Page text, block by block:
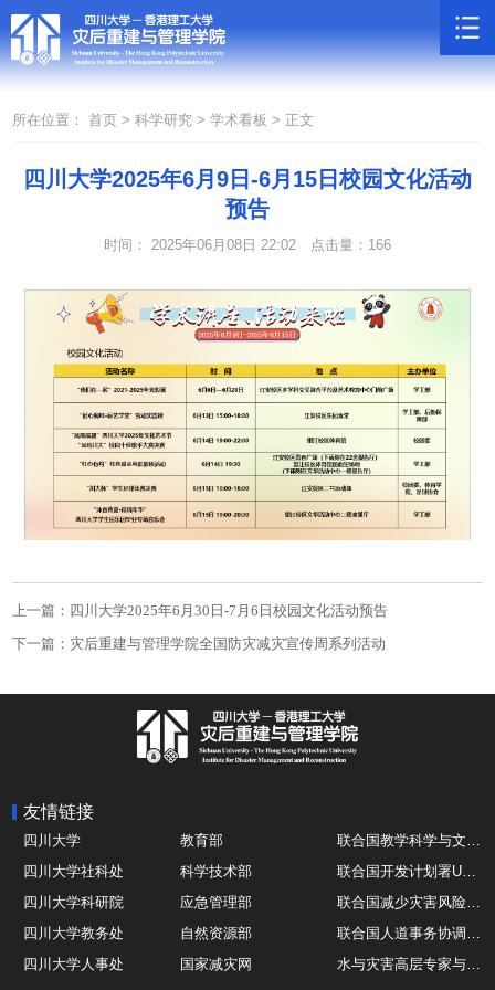
所在位置： 首页 >科学研究 >学术看板 > 正文
四川大学2025年6月9日-6月15日校园文化活动
预告
时间： 2025年06月08日 22:02 点击量： 166
上一篇：四川大学2025年6月30日-7月6日校园文化活动预告
下一篇：灾后重建与管理学院全国防灾减灾宣传周系列活动
友情链接
四川大学 教育部
四川大学社科处
科学技术部
联合国开发计划署UNDP
四川大学科研院
应急管理部
联合国减少灾害风险办公室UNDRR
四川大学教务处
自然资源部
四川大学人事处
国家减灾网
水与灾害高层专家与领导组 HELP